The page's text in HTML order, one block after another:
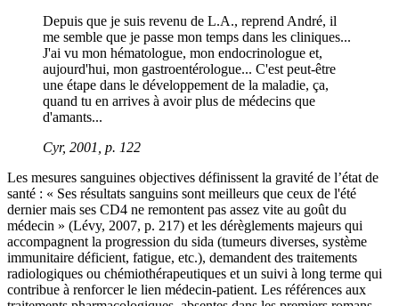
Depuis que je suis revenu de L.A., reprend André, il
me semble que je passe mon temps dans les cliniques...
J'ai vu mon hématologue, mon endocrinologue et,
aujourd'hui, mon gastroentérologue... C'est peut-être
une étape dans le développement de la maladie, ça,
quand tu en arrives à avoir plus de médecins que
d'amants...
Cyr, 2001, p. 122
Les mesures sanguines objectives définissent la gravité de l’état de
santé : « Ses résultats sanguins sont meilleurs que ceux de l'été
dernier mais ses CD4 ne remontent pas assez vite au goût du
médecin » (Lévy, 2007, p. 217) et les dérèglements majeurs qui
accompagnent la progression du sida (tumeurs diverses, système
immunitaire déficient, fatigue, etc.), demandent des traitements
radiologiques ou chémiothérapeutiques et un suivi à long terme qui
contribue à renforcer le lien médecin-patient. Les références aux